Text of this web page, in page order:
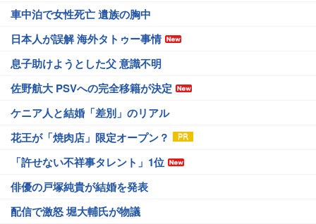
車中泊で女性死亡 遺族の胸中
日本人が誤解 海外タトゥー事情
息子助けようとした父 意識不明
佐野航大 PSVへの完全移籍が決定
ケニア人と結婚「差別」のリアル
花王が「焼肉店」限定オープン？
「許せない不祥事タレント」1位
俳優の戸塚純貴が結婚を発表
配信で激怒 堀大輔氏が物議